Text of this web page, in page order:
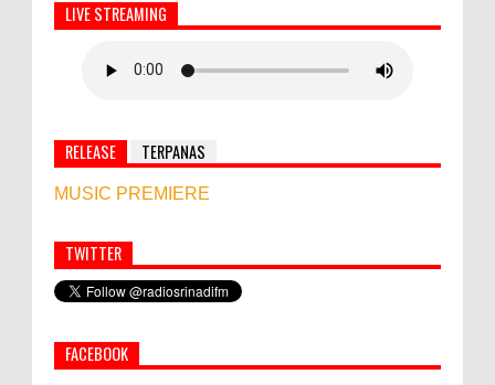
LIVE STREAMING
RELEASE TERPANAS
MUSIC PREMIERE
Simbol Persahabatan, RI Bangun Islamic Centre di
Afghanistan
PEMKAB KLUNGKUNG GELAR PASAR
TWITTER
FACEBOOK